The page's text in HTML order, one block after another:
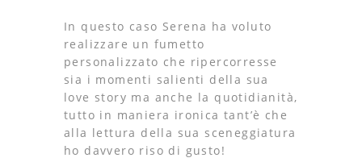
In questo caso Serena ha voluto
realizzare un fumetto
personalizzato che ripercorresse
sia i momenti salienti della sua
love story ma anche la quotidianità,
tutto in maniera ironica tant’è che
alla lettura della sua sceneggiatura
ho davvero riso di gusto!